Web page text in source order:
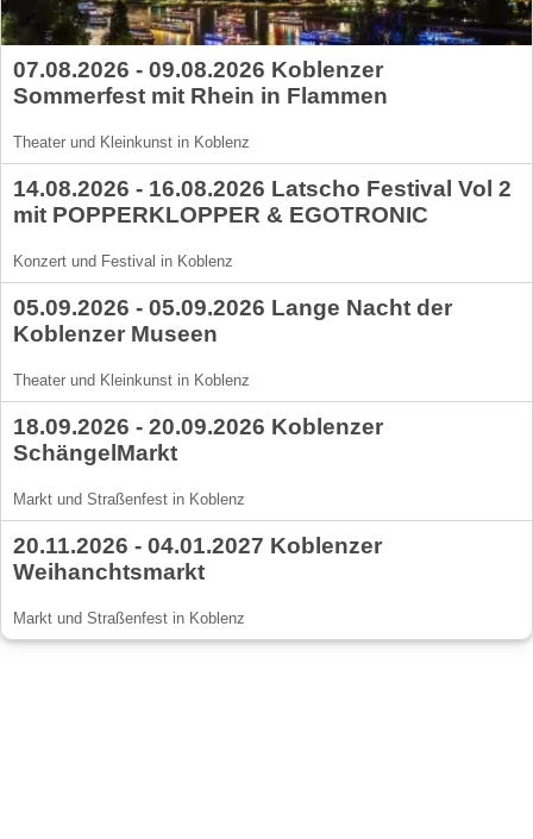
07.08.2026 - 09.08.2026 Koblenzer
Sommerfest mit Rhein in Flammen
Theater und Kleinkunst in Koblenz
14.08.2026 - 16.08.2026 Latscho Festival Vol 2
mit POPPERKLOPPER & EGOTRONIC
Konzert und Festival in Koblenz
05.09.2026 - 05.09.2026 Lange Nacht der
Koblenzer Museen
Theater und Kleinkunst in Koblenz
18.09.2026 - 20.09.2026 Koblenzer
SchängelMarkt
Markt und Straßenfest in Koblenz
20.11.2026 - 04.01.2027 Koblenzer
Weihanchtsmarkt
Markt und Straßenfest in Koblenz